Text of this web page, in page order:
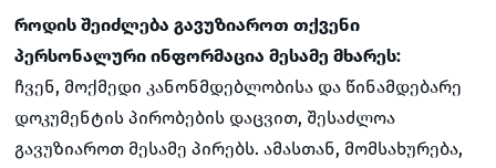
როდის შეიძლება გავუზიაროთ თქვენი
პერსონალური ინფორმაცია მესამე მხარეს:
ჩვენ, მოქმედი კანონმდებლობისა და წინამდებარე
დოკუმენტის პირობების დაცვით, შესაძლოა
გავუზიაროთ მესამე პირებს. ამასთან, მომსახურება,